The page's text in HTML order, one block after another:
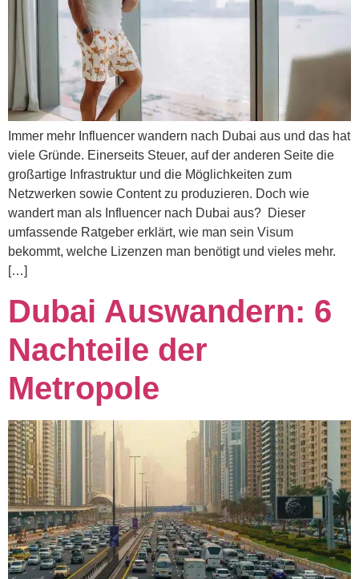
Immer mehr Influencer wandern nach Dubai aus und das hat
viele Gründe. Einerseits Steuer, auf der anderen Seite die
großartige Infrastruktur und die Möglichkeiten zum
Netzwerken sowie Content zu produzieren. Doch wie
wandert man als Influencer nach Dubai aus? Dieser
umfassende Ratgeber erklärt, wie man sein Visum
bekommt, welche Lizenzen man benötigt und vieles mehr.
[…]
Dubai Auswandern: 6
Nachteile der
Metropole